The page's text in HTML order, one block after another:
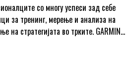
со многу успеси зад себе
за тренинг, мерење и анализа на
на стратегијата во трките. GARMIN...